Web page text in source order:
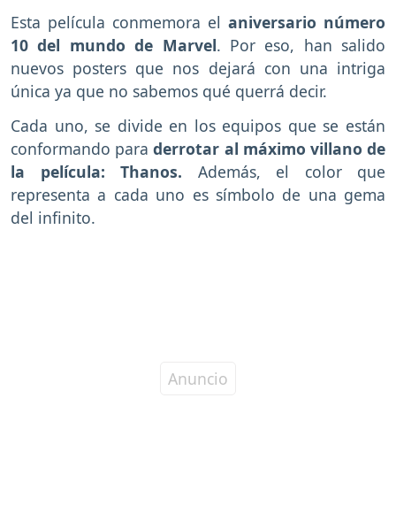
Esta película conmemora el aniversario número
10 del mundo de Marvel. Por eso, han salido
nuevos posters que nos dejará con una intriga
única ya que no sabemos qué querrá decir.
Cada uno, se divide en los equipos que se están
conformando paraderrotar al máximo villano de
la película: Thanos. Además, el color que
representa a cada uno es símbolo de una gema
del infinito.